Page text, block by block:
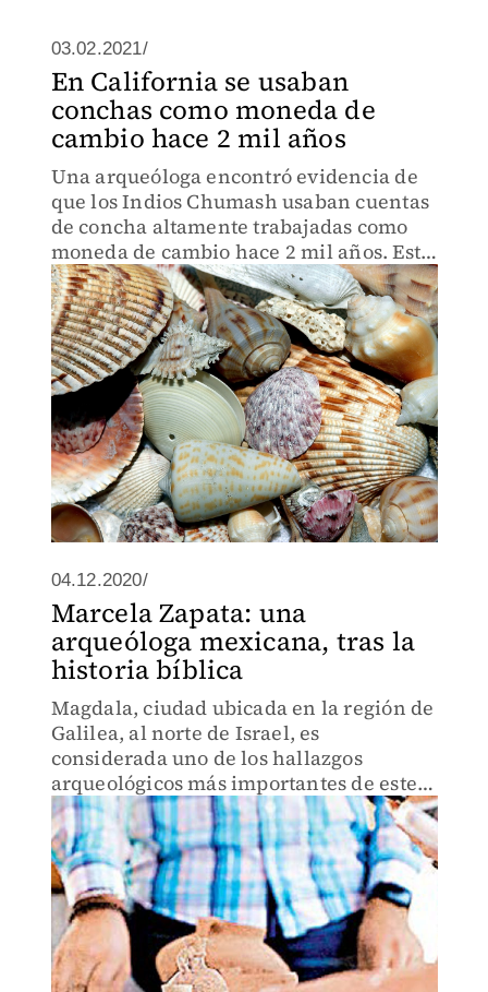
03.02.2021/
En California se usaban
conchas como moneda de
cambio hace 2 mil años
Una arqueóloga encontró evidencia de
que los Indios Chumash usaban cuentas
de concha altamente trabajadas como
moneda de cambio hace 2 mil años. Esto
podría cambiar todo lo que se cree de los
primeros pobladores de América
04.12.2020/
Marcela Zapata: una
arqueóloga mexicana, tras la
historia bíblica
Magdala, ciudad ubicada en la región de
Galilea, al norte de Israel, es
considerada uno de los hallazgos
arqueológicos más importantes de este
siglo.